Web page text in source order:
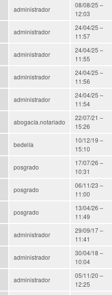
administrador
08/08/25 –
12:03
administrador
24/04/25 –
11:57
administrador
24/04/25 –
11:55
administrador
24/04/25 –
11:56
administrador
24/04/25 –
11:54
abogacía.notariado
22/07/21 –
15:26
bedelía
10/12/19 –
15:10
posgrado
17/07/26 –
10:31
posgrado
06/11/23 –
11:00
posgrado
13/04/26 –
11:49
administrador
29/09/17 –
11:41
administrador
30/04/18 –
10:04
administrador
05/11/20 –
12:25